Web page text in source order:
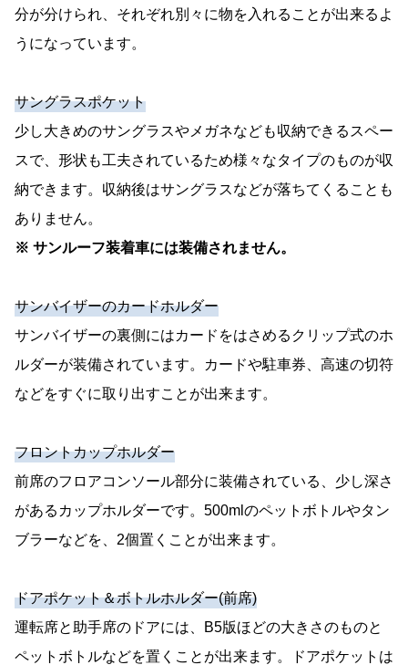
分が分けられ、それぞれ別々に物を入れることが出来るよ
うになっています。
サングラスポケット
少し大きめのサングラスやメガネなども収納できるスペー
スで、形状も工夫されているため様々なタイプのものが収
納できます。収納後はサングラスなどが落ちてくることも
ありません。
※ サンルーフ装着車には装備されません。
サンバイザーのカードホルダー
サンバイザーの裏側にはカードをはさめるクリップ式のホ
ルダーが装備されています。カードや駐車券、高速の切符
などをすぐに取り出すことが出来ます。
フロントカップホルダー
前席のフロアコンソール部分に装備されている、少し深さ
があるカップホルダーです。500mlのペットボトルやタン
ブラーなどを、2個置くことが出来ます。
ドアポケット＆ボトルホルダー(前席)
運転席と助手席のドアには、B5版ほどの大きさのものと
ペットボトルなどを置くことが出来ます。ドアポケットは